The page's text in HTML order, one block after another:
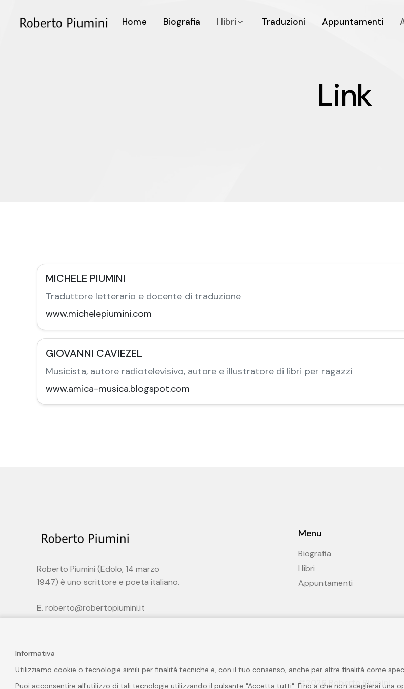
Home Biografia I libri Traduzioni Appuntamenti
Link
Link
MICHELE PIUMINI
Traduttore letterario e docente di traduzione
www.michelepiumini.com
GIOVANNI CAVIEZEL
Musicista, autore radiotelevisivo, autore e illustratore di libri per ragazzi
www.amica-musica.blogspot.com
Roberto Piumini (Edolo, 14 marzo
1947) è uno scrittore e poeta italiano.
E.roberto@robertopiumini.it
Menu
Biografia
I libri
Appuntamenti
©2026 Roberto Piumini
Informativa
Utilizziamo cookie o tecnologie simili per finalità tecniche e, con il tuo consenso, anche per altre finalità come
Puoi acconsentire all'utilizzo di tali tecnologie utilizzando il pulsante "Accetta tutti". Fino a che non sceglierai una